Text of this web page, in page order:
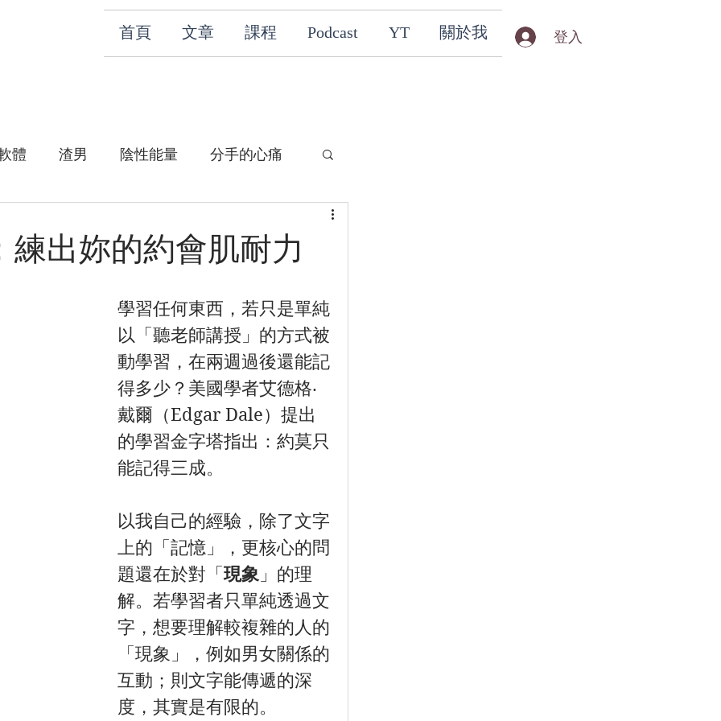
首頁 文章 課程 Podcast YT 關於我 登入
體 渣男 陰性能量 分手的心痛
出妳的約會肌耐力
學習任何東西，若只是單純
以「聽老師講授」的方式被
動學習，在兩週過後還能記
得多少？美國學者艾德格‧
戴爾（Edgar Dale）提出
的學習金字塔指出：約莫只
能記得三成。
以我自己的經驗，除了文字
上的「記憶」，更核心的問
題還在於對「現象 」的理
解。若學習者只單純透過文
字，想要理解較複雜的人的
「現象」，例如男女關係的
互動；則文字能傳遞的深
度，其實是有限的。